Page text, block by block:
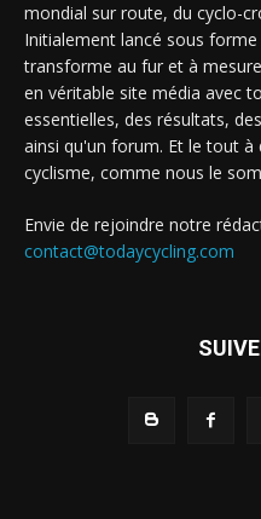
mondial sur route, du cyclo-
Initialement lancé sous
transforme au fur et à
en véritable site média avec
essentielles, des résultats,
ainsi qu'un forum. Et le tout
cyclisme, comme nous le
Envie de rejoindre notre
contact@todaycycling.com